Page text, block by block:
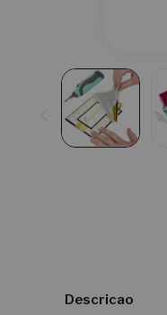
Descricao